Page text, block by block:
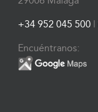
+34 952 045 500
Encuéntranos: